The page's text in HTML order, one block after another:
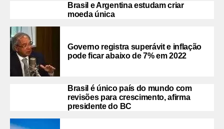
Brasil e Argentina estudam criar
moeda única
Governo registra superávit e inflação
pode ficar abaixo de 7% em 2022
Brasil é único país do mundo com
revisões para crescimento, afirma
presidente do BC